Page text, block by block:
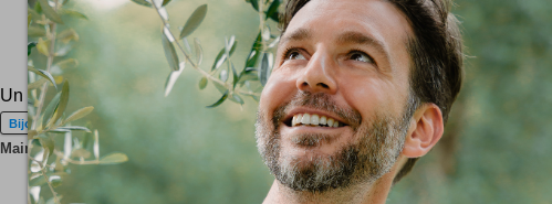
Un régal pour les yeux à découvrir chezwww.petitplat.fr
Bijoux Poupées Food art
Maintenant, à vous de jouer :